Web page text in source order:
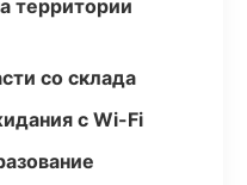
территории
со склада
с Wi-Fi